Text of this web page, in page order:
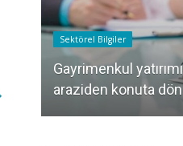
Sektörel Bilgiler
Gayrimenkul
araziden konuta